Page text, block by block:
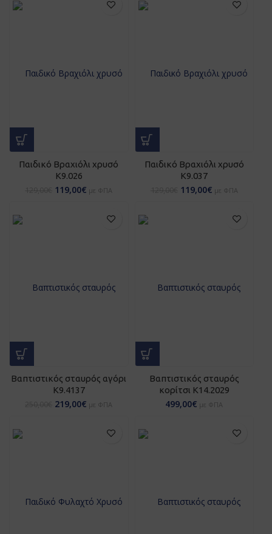
Παιδικό Βραχιόλι χρυσό
Κ9.026
119,00€ με ΦΠΑ
Παιδικό Βραχιόλι χρυσό
Κ9.037
119,00€ με ΦΠΑ
Βαπτιστικός σταυρός αγόρι
K9.4137
219,00€ με ΦΠΑ
Βαπτιστικός σταυρός
κορίτσι Κ14.2029
499,00€ με ΦΠΑ